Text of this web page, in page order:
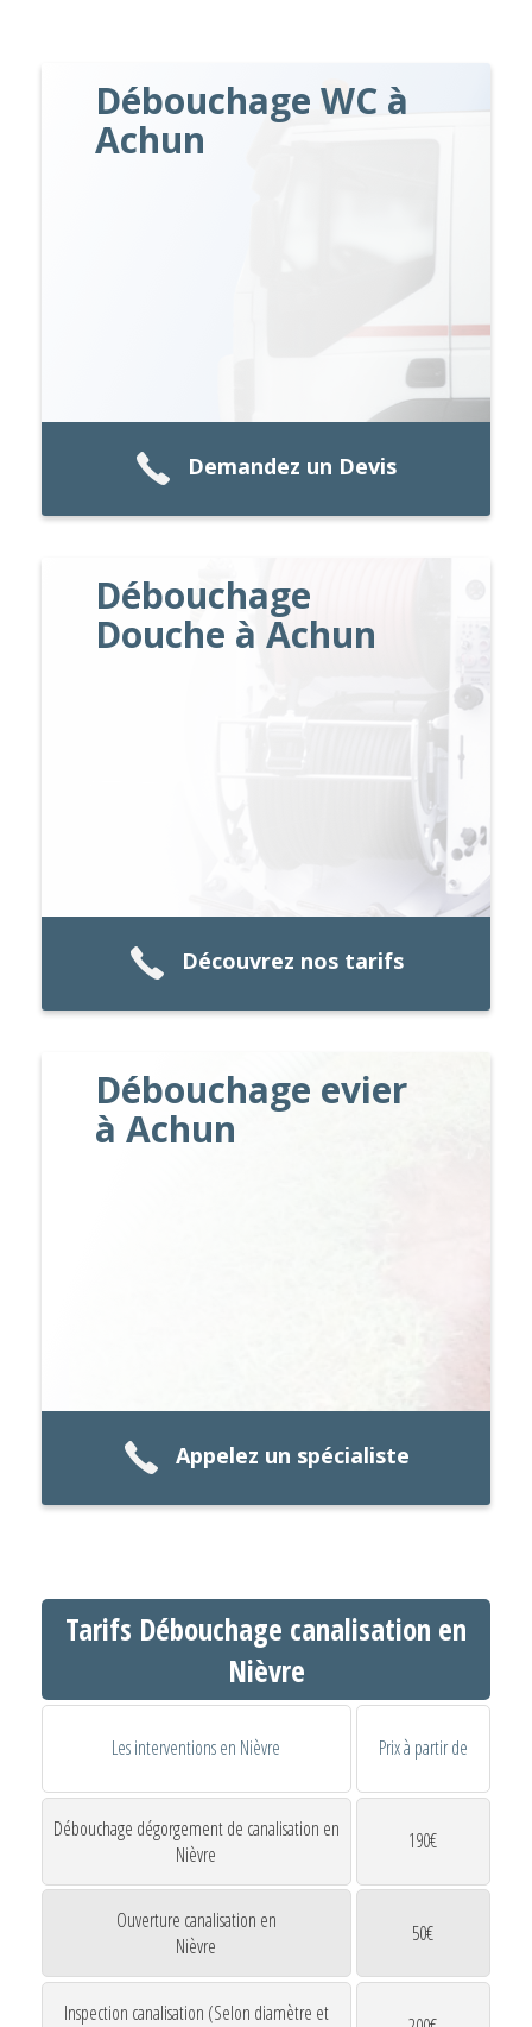
Débouchage WC à
Achun
Demandez un Devis
Débouchage
Douche à Achun
Découvrez nos tarifs
Débouchage evier
à Achun
Appelez un spécialiste
Tarifs Débouchage canalisation en
Nièvre
Les interventions en Nièvre Prix à partir de
Débouchage dégorgement de canalisation en
Nièvre
190€
Ouverture canalisation en
Nièvre
50€
Inspection canalisation (Selon diamètre et